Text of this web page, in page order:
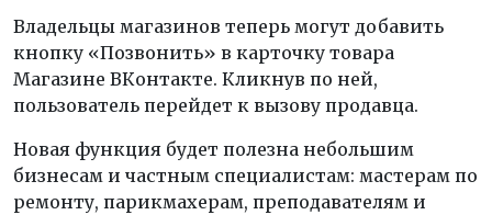
Владельцы магазинов теперь могут добавить
кнопку «Позвонить» в карточку товара
Магазине ВКонтакте. Кликнув по ней,
пользователь перейдет к вызову продавца.
Новая функция будет полезна небольшим
бизнесам и частным специалистам: мастерам по
ремонту, парикмахерам, преподавателям и